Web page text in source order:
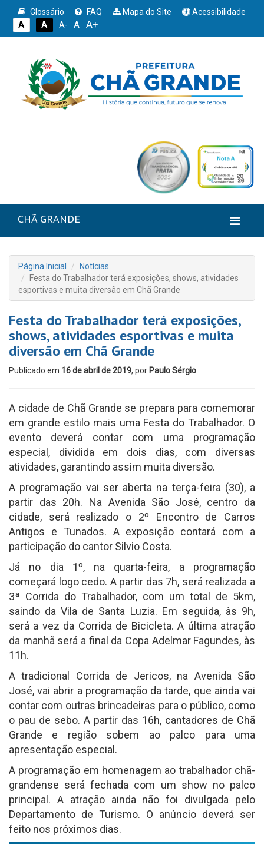
Glossário FAQ Mapa do Site
Acessibilidade
A
A A- A A+
CHÃ GRANDE
Página Inicial
Notícias
Festa do Trabalhador terá exposições, shows, atividades
esportivas e muita diversão em Chã Grande
Festa do Trabalhador terá exposições,
shows, atividades esportivas e muita
diversão em Chã Grande
Publicado em 16 de abril de 2019, por Paulo Sérgio
A cidade de Chã Grande se prepara para comemorar
em grande estilo mais uma Festa do Trabalhador. O
evento deverá contar com uma programação
especial, dividida em dois dias, com diversas
atividades, garantindo assim muita diversão.
A programação vai ser aberta na terça-feira (30), a
partir das 20h. Na Avenida São José, centro da
cidade, será realizado o 2º Encontro de Carros
Antigos e Tunados. A exposição contará com a
participação do cantor Silvio Costa.
Já no dia 1º, na quarta-feira, a programação
começará logo cedo. A partir das 7h, será realizada a
3ª Corrida do Trabalhador, com um total de 5km,
saindo da Vila de Santa Luzia. Em seguida, às 9h,
será a vez da Corrida de Bicicleta. A última atração
da manhã será a final da Copa Adelmar Fagundes, às
11h.
A tradicional Corrida de Jericos, na Avenida São
José, vai abrir a programação da tarde, que ainda vai
contar com outras brincadeiras para o público, como
o pau de sebo. A partir das 16h, cantadores de Chã
Grande e região sobem ao palco para uma
apresentação especial.
A programação em homenagem ao trabalhador chã-
grandense será fechada com um show no palco
principal. A atração ainda não foi divulgada pelo
Departamento de Turismo. O anúncio deverá ser
feito nos próximos dias.